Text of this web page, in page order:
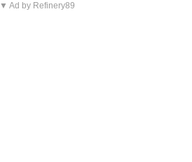
▼ Ad by Refinery89